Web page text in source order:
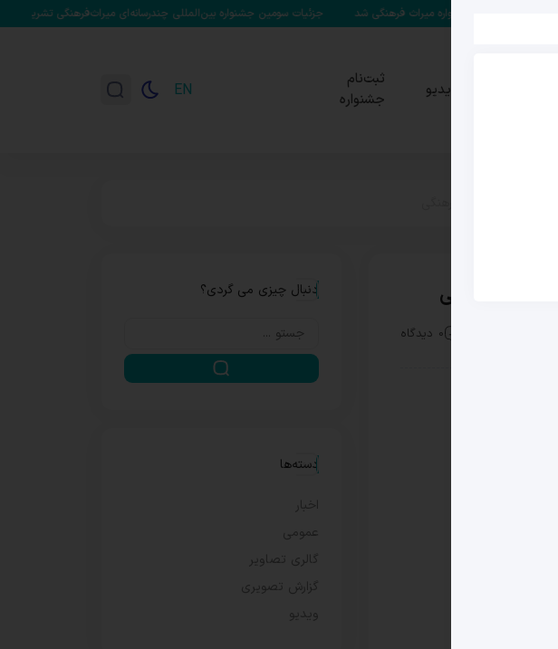
جزئیات سومین جشنواره بین‌المللی چندرسانه‌ای میراث‌فرهنگی تشریح شد/ تابش: هر گامی به سمت
ویدیو
ثبت‌نام
جشنواره
EN
میراث‌فرهنگی
میراث‌فرهنگی
0 دیدگاه
دنبال چیزی می گردی؟
دسته‌ها
اخبار
عمومی
گالری تصاویر
گزارش تصویری
ویدیو